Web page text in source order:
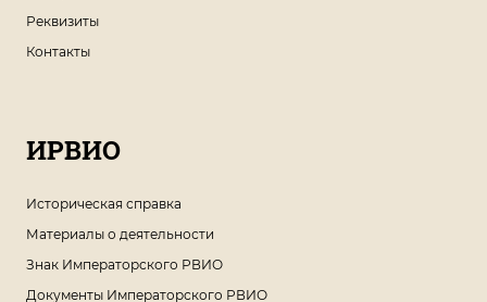
Реквизиты
Контакты
ИРВИО
Историческая справка
Материалы о деятельности
Знак Императорского РВИО
Документы Императорского РВИО